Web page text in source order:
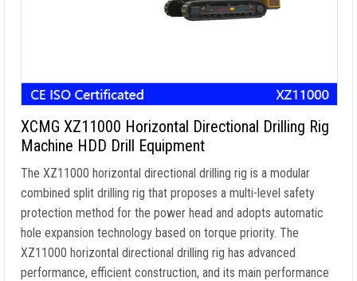
XCMG XZ11000 Horizontal Directional Drilling Rig
Machine HDD Drill Equipment
The XZ11000 horizontal directional drilling rig is a modular
combined split drilling rig that proposes a multi-level safety
protection method for the power head and adopts automatic
hole expansion technology based on torque priority. The
XZ11000 horizontal directional drilling rig has advanced
performance, efficient construction, and its main performance